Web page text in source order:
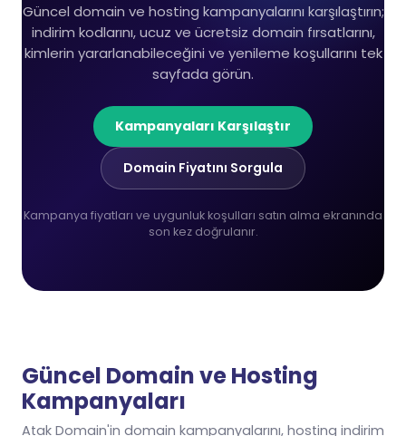
Güncel domain ve hosting kampanyalarını karşılaştırın;
indirim kodlarını, ucuz ve ücretsiz domain fırsatlarını,
kimlerin yararlanabileceğini ve yenileme koşullarını tek
sayfada görün.
Kampanyaları Karşılaştır
Domain Fiyatını Sorgula
Kampanya fiyatları ve uygunluk koşulları satın alma ekranında
son kez doğrulanır.
Güncel Domain ve Hosting
Kampanyaları
Atak Domain'in domain kampanyalarını, hosting indirim